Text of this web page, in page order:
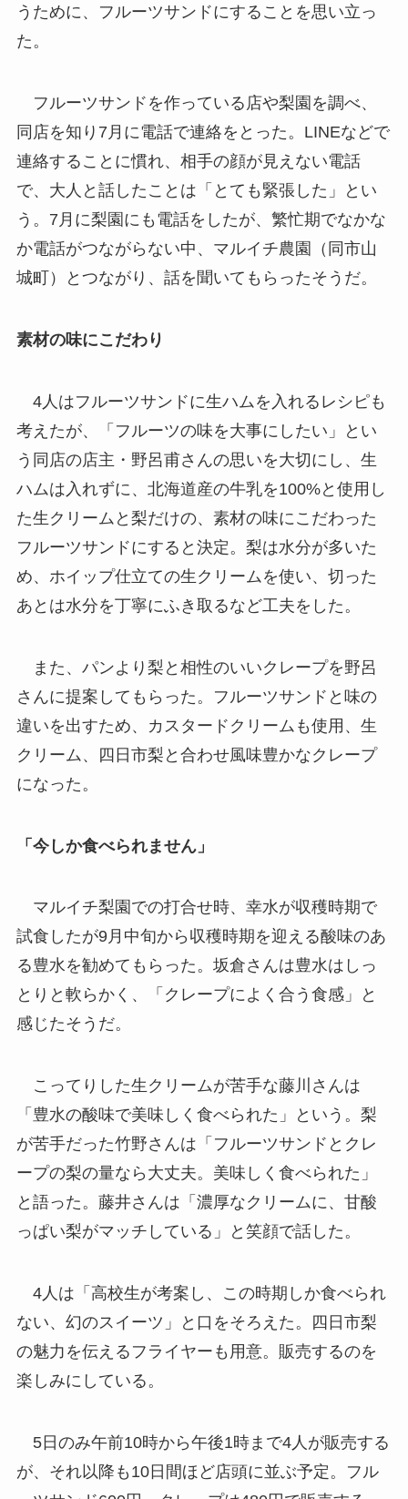
うために、フルーツサンドにすることを思い立っ
た。
フルーツサンドを作っている店や梨園を調べ、
同店を知り7月に電話で連絡をとった。LINEなどで
連絡することに慣れ、相手の顔が見えない電話
で、大人と話したことは「とても緊張した」とい
う。7月に梨園にも電話をしたが、繁忙期でなかな
か電話がつながらない中、マルイチ農園（同市山
城町）とつながり、話を聞いてもらったそうだ。
素材の味にこだわり
4人はフルーツサンドに生ハムを入れるレシピも
考えたが、「フルーツの味を大事にしたい」とい
う同店の店主・野呂甫さんの思いを大切にし、生
ハムは入れずに、北海道産の牛乳を100%と使用し
た生クリームと梨だけの、素材の味にこだわった
フルーツサンドにすると決定。梨は水分が多いた
め、ホイップ仕立ての生クリームを使い、切った
あとは水分を丁寧にふき取るなど工夫をした。
また、パンより梨と相性のいいクレープを野呂
さんに提案してもらった。フルーツサンドと味の
違いを出すため、カスタードクリームも使用、生
クリーム、四日市梨と合わせ風味豊かなクレープ
になった。
「今しか食べられません」
マルイチ梨園での打合せ時、幸水が収穫時期で
試食したが9月中旬から収穫時期を迎える酸味のあ
る豊水を勧めてもらった。坂倉さんは豊水はしっ
とりと軟らかく、「クレープによく合う食感」と
感じたそうだ。
こってりした生クリームが苦手な藤川さんは
「豊水の酸味で美味しく食べられた」という。梨
が苦手だった竹野さんは「フルーツサンドとクレ
ープの梨の量なら大丈夫。美味しく食べられた」
と語った。藤井さんは「濃厚なクリームに、甘酸
っぱい梨がマッチしている」と笑顔で話した。
4人は「高校生が考案し、この時期しか食べられ
ない、幻のスイーツ」と口をそろえた。四日市梨
の魅力を伝えるフライヤーも用意。販売するのを
楽しみにしている。
5日のみ午前10時から午後1時まで4人が販売する
が、それ以降も10日間ほど店頭に並ぶ予定。フル